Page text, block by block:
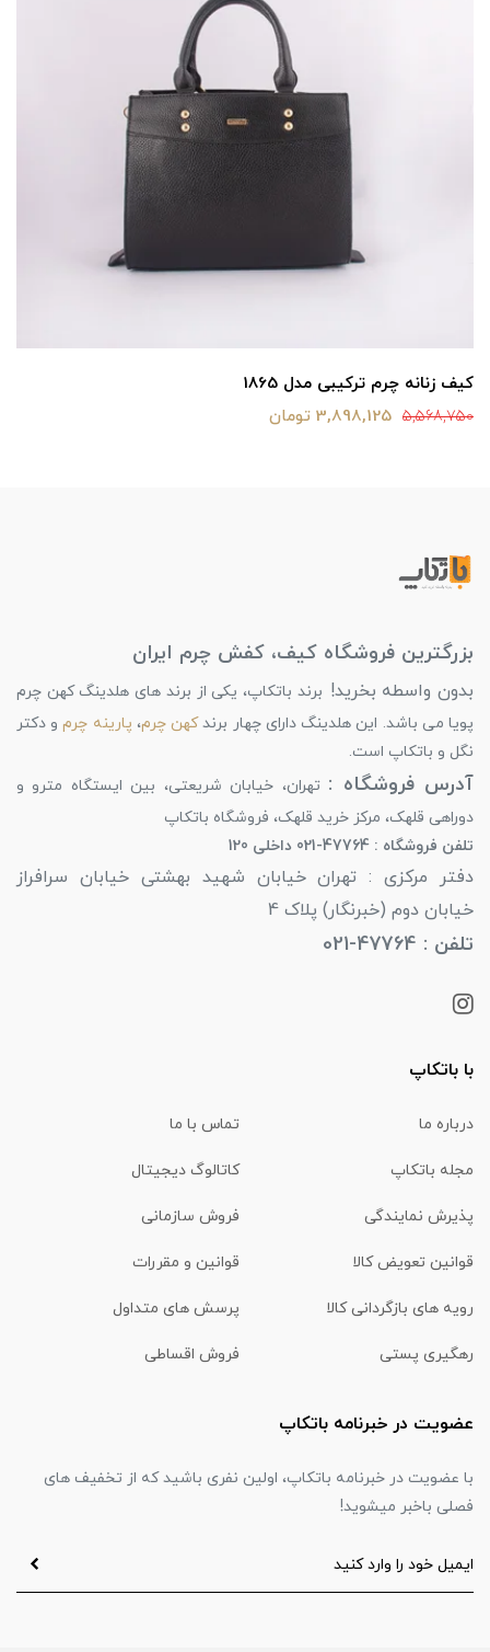
کیف زنانه چرم ترکیبی مدل 1865
5,568,750 3,898,125 تومان
بزرگترین فروشگاه کیف، کفش چرم ایران
بدون واسطه بخرید! برند باتکاپ، یکی از برند های هلدینگ کهن چرم
پویا می باشد. این هلدینگ دارای چهار برندکهن چرم، پارینه چرمو دکتر
نگل و باتکاپ است.
آدرس فروشگاه : تهران، خیابان شریعتی، بین ایستگاه مترو و
دوراهی قلهک، مرکز خرید قلهک، فروشگاه باتکاپ
تلفن فروشگاه : 47764-021 داخلی 120
دفتر مرکزی : تهران خیابان شهید بهشتی خیابان سرافراز
خیابان دوم (خبرنگار) پلاک 4
تلفن : 47764-021
با باتکاپ
درباره ما تماس با ما
مجله باتکاپ کاتالوگ دیجیتال
پذیرش نمایندگی فروش سازمانی
قوانین تعویض کالا قوانین و مقررات
رویه های بازگردانی کالا پرسش های متداول
رهگیری پستی فروش اقساطی
عضویت در خبرنامه باتکاپ
با عضویت در خبرنامه باتکاپ، اولین نفری باشید که از تخفیف های
فصلی باخبر میشوید!